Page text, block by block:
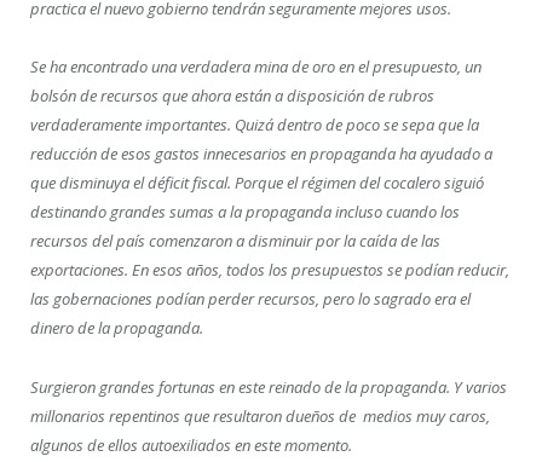
practica el nuevo gobierno tendrán seguramente mejores usos.
Se ha encontrado una verdadera mina de oro en el presupuesto, un
bolsón de recursos que ahora están a disposición de rubros
verdaderamente importantes. Quizá dentro de poco se sepa que la
reducción de esos gastos innecesarios en propaganda ha ayudado a
que disminuya el déficit fiscal. Porque el régimen del cocalero siguió
destinando grandes sumas a la propaganda incluso cuando los
recursos del país comenzaron a disminuir por la caída de las
exportaciones. En esos años, todos los presupuestos se podían reducir,
las gobernaciones podían perder recursos, pero lo sagrado era el
dinero de la propaganda.
Surgieron grandes fortunas en este reinado de la propaganda. Y varios
millonarios repentinos que resultaron dueños de medios muy caros,
algunos de ellos autoexiliados en este momento.